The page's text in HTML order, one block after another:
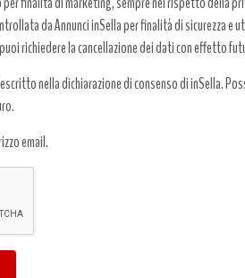
da Annunci inSella per finalità di sicurezza e
richiedere la cancellazione dei dati con effetto
nella dichiarazione di consenso di inSella.
email.